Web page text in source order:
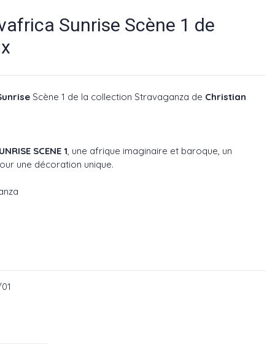
Sunrise Scène 1 de
Scène 1 de la collection Stravaganza de Christian
SCENE 1, une afrique imaginaire et baroque, un
une décoration unique.